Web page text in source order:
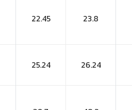
22.45 23.8
25.24 26.24